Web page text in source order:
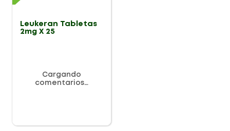
Leukeran Tabletas
2mg X 25
Cargando
comentarios…